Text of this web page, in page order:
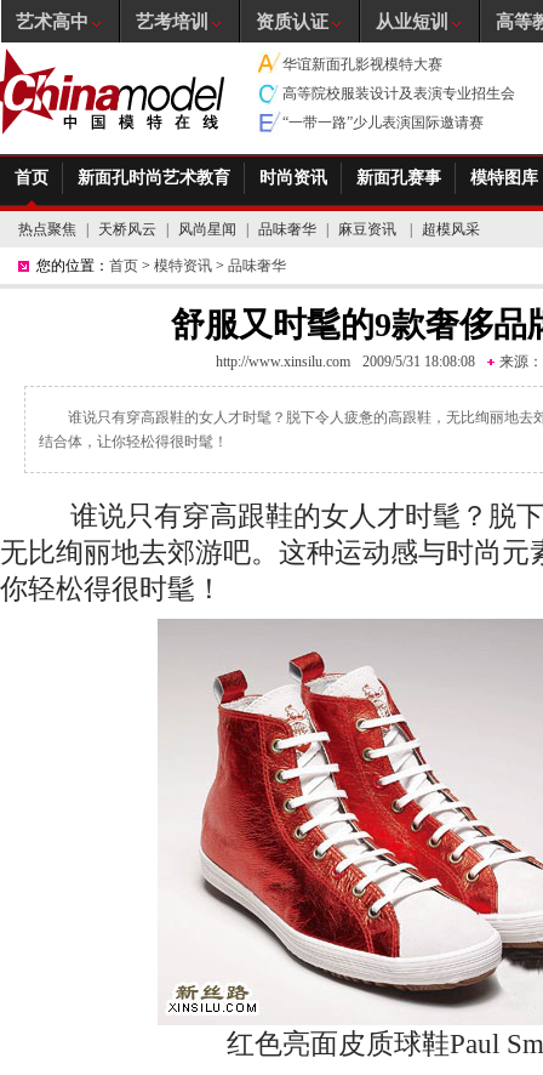
华谊新面孔影视模特大赛
高等院校服装设计及表演专业招生会
“一带一路”少儿表演国际邀请赛
首页 新面孔时尚艺术教育 时尚资讯 新面孔赛事 模特图库
热点聚焦 天桥风云 风尚星闻 品味奢华 麻豆资讯 超模风采
您的位置： 首页 > 模特资讯 > 品味奢华
舒服又时髦的9款奢侈品
http://www.xinsilu.com 2009/5/31 18:08:08 来源：
谁说只有穿高跟鞋的女人才时髦？脱下令人疲惫的高跟鞋，无比绚丽地去
结合体，让你轻松得很时髦！
谁说只有穿高跟鞋的女人才时髦？脱下
无比绚丽地去郊游吧。这种运动感与时尚元
你轻松得很时髦！
红色亮面皮质球鞋Paul
艺术高中 艺考培训 资质认证 从业短训 高等